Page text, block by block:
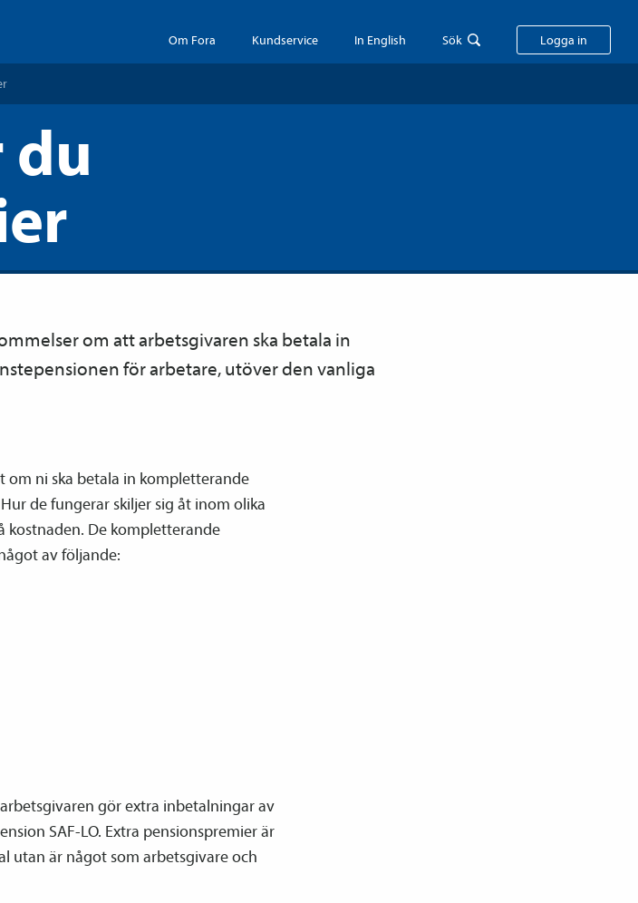
Om Fora Kundservice In English Sök Logga in
du
om att arbetsgivaren ska betala in
för arbetare, utöver den vanliga
om ni ska betala in kompletterande
de fungerar skiljer sig åt inom olika
kostnaden. De kompletterande
av följande:
gör extra inbetalningar av
SAF-LO. Extra pensions­premier är
utan är något som arbetsgivare och